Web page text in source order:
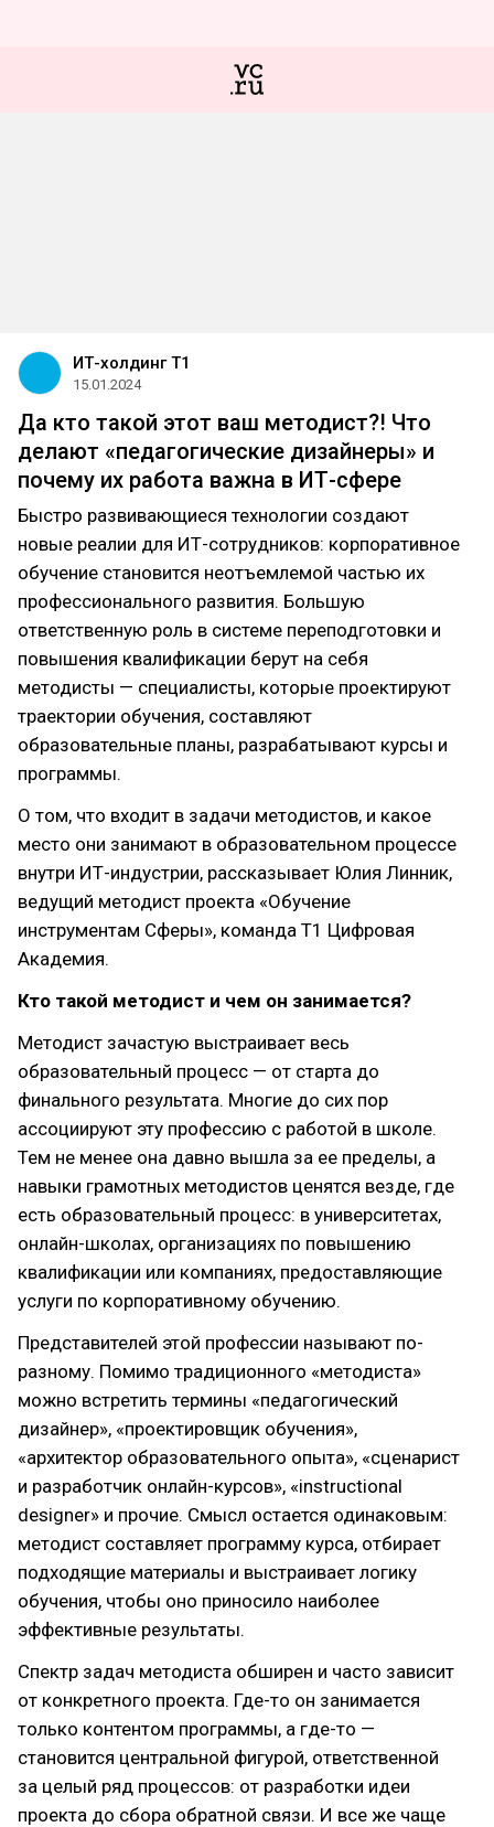
ИТ-холдинг Т1
15.01.2024
Да кто такой этот ваш методист?! Что
делают «педагогические дизайнеры» и
почему их работа важна в ИТ-сфере
Быстро развивающиеся технологии создают
новые реалии для ИТ-сотрудников: корпоративное
обучение становится неотъемлемой частью их
профессионального развития. Большую
ответственную роль в системе переподготовки и
повышения квалификации берут на себя
методисты — специалисты, которые проектируют
траектории обучения, составляют
образовательные планы, разрабатывают курсы и
программы.
О том, что входит в задачи методистов, и какое
место они занимают в образовательном процессе
внутри ИТ-индустрии, рассказывает Юлия Линник,
ведущий методист проекта «Обучение
инструментам Сферы», команда Т1 Цифровая
Академия.
Кто такой методист и чем он занимается?
Методист зачастую выстраивает весь
образовательный процесс — от старта до
финального результата. Многие до сих пор
ассоциируют эту профессию с работой в школе.
Тем не менее она давно вышла за ее пределы, а
навыки грамотных методистов ценятся везде, где
есть образовательный процесс: в университетах,
онлайн-школах, организациях по повышению
квалификации или компаниях, предоставляющие
услуги по корпоративному обучению.
Представителей этой профессии называют по-
разному. Помимо традиционного «методиста»
можно встретить термины «педагогический
дизайнер», «проектировщик обучения»,
«архитектор образовательного опыта», «сценарист
и разработчик онлайн-курсов», «instructional
designer» и прочие. Смысл остается одинаковым:
методист составляет программу курса, отбирает
подходящие материалы и выстраивает логику
обучения, чтобы оно приносило наиболее
эффективные результаты.
Спектр задач методиста обширен и часто зависит
от конкретного проекта. Где-то он занимается
только контентом программы, а где-то —
становится центральной фигурой, ответственной
за целый ряд процессов: от разработки идеи
проекта до сбора обратной связи. И все же чаще